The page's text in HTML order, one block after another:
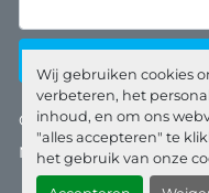
Wij gebruiken cookies
verbeteren, het
inhoud, en om ons
"alles accepteren" te
het gebruik van onze
Cookies beheren
Machinio System